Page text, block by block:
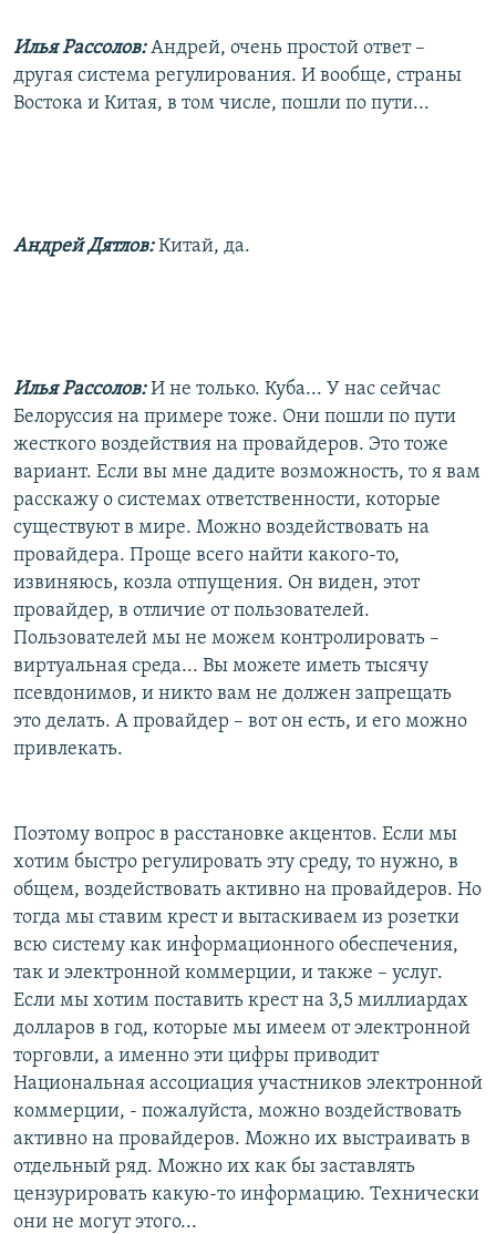
Илья Рассолов:Андрей, очень простой ответ –
другая система регулирования. И вообще, страны
Востока и Китая, в том числе, пошли по пути...
Андрей Дятлов:Китай, да.
Илья Рассолов:И не только. Куба... У нас сейчас
Белоруссия на примере тоже. Они пошли по пути
жесткого воздействия на провайдеров. Это тоже
вариант. Если вы мне дадите возможность, то я вам
расскажу о системах ответственности, которые
существуют в мире. Можно воздействовать на
провайдера. Проще всего найти какого-то,
извиняюсь, козла отпущения. Он виден, этот
провайдер, в отличие от пользователей.
Пользователей мы не можем контролировать –
виртуальная среда... Вы можете иметь тысячу
псевдонимов, и никто вам не должен запрещать
это делать. А провайдер – вот он есть, и его можно
привлекать.
Поэтому вопрос в расстановке акцентов. Если мы
хотим быстро регулировать эту среду, то нужно, в
общем, воздействовать активно на провайдеров. Но
тогда мы ставим крест и вытаскиваем из розетки
всю систему как информационного обеспечения,
так и электронной коммерции, и также – услуг.
Если мы хотим поставить крест на 3,5 миллиардах
долларов в год, которые мы имеем от электронной
торговли, а именно эти цифры приводит
Национальная ассоциация участников электронной
коммерции, - пожалуйста, можно воздействовать
активно на провайдеров. Можно их выстраивать в
отдельный ряд. Можно их как бы заставлять
цензурировать какую-то информацию. Технически
они не могут этого...